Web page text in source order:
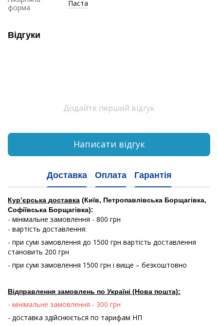
форма
Паста
Відгуки
Додайте перший відгук
Написати відгук
Доставка Оплата Гарантія
Кур’єрська доставка (Київ, Петропавлівська Борщагівка,
Софіївська Борщагівка):
- мінімальне замовлення - 800 грн
- вартість доставлення:
- при сумі замовлення до 1500 грн вартість доставлення
становить 200 грн
- при сумі замовлення 1500 грн і вище – безкоштовно
Відправлення замовлень по Україні (Нова пошта):
- мінімальне замовлення - 300 грн
- доставка здійснюється по тарифам НП